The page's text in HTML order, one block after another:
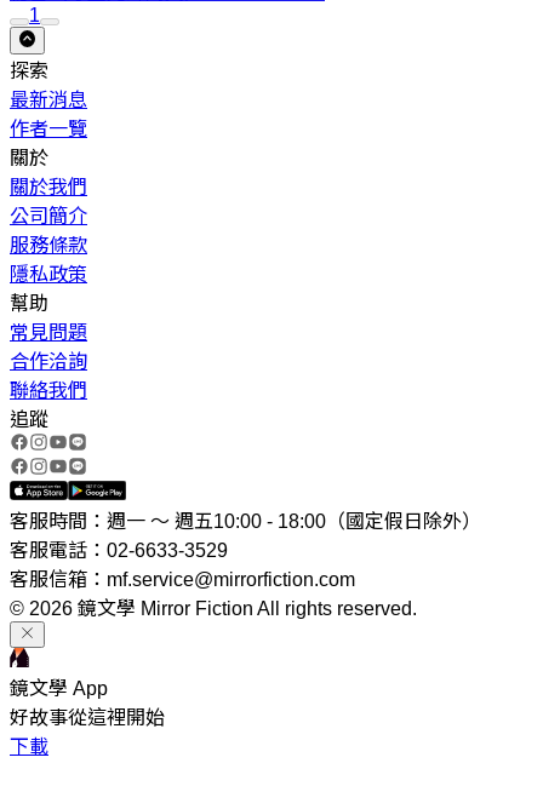
1
探索
最新消息
作者一覽
關於
關於我們
公司簡介
服務條款
隱私政策
幫助
常見問題
合作洽詢
聯絡我們
追蹤
客服時間：週一 ～ 週五10:00 - 18:00（國定假日除外）
客服電話：02-6633-3529
客服信箱：mf.service@mirrorfiction.com
© 2026 鏡文學 Mirror Fiction All rights reserved.
鏡文學 App
好故事從這裡開始
下載